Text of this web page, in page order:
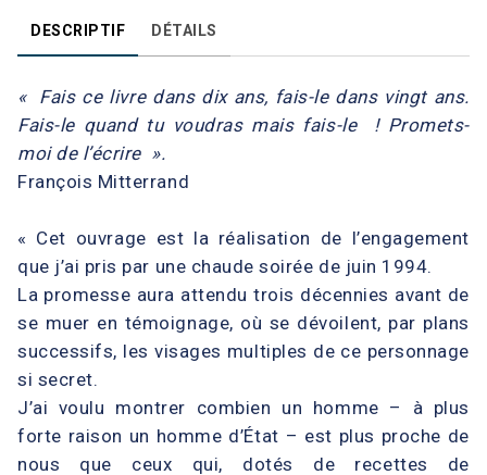
DESCRIPTIF DÉTAILS
« Fais ce livre dans dix ans, fais-le dans vingt ans.
Fais-le quand tu voudras mais fais-le ! Promets-
moi de l’écrire ».
François Mitterrand
« Cet ouvrage est la réalisation de l’engagement
que j’ai pris par une chaude soirée de juin 1994.
La promesse aura attendu trois décennies avant de
se muer en témoignage, où se dévoilent, par plans
successifs, les visages multiples de ce personnage
si secret.
J’ai voulu montrer combien un homme – à plus
forte raison un homme d’État – est plus proche de
nous que ceux qui, dotés de recettes de